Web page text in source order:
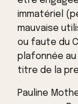
immatériel
mauvaise
ou faute du
plafonnée
titre de la
Pauline